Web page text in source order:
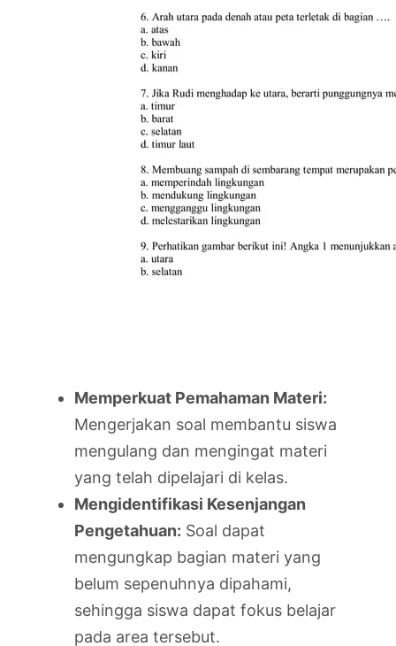
Memperkuat Pemahaman Materi:
Mengerjakan soal membantu siswa
mengulang dan mengingat materi
yang telah dipelajari di kelas.
Mengidentifikasi Kesenjangan
Pengetahuan: Soal dapat
mengungkap bagian materi yang
belum sepenuhnya dipahami,
sehingga siswa dapat fokus belajar
pada area tersebut.